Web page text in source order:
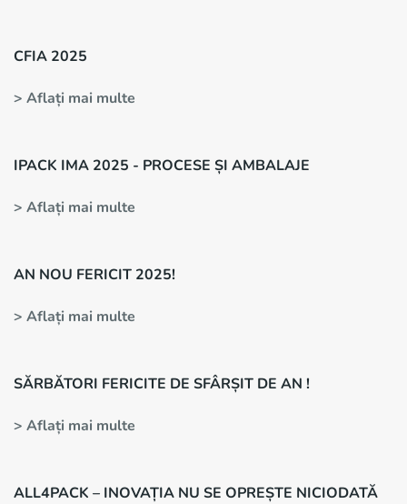
CFIA 2025
> Aflați mai multe
IPACK IMA 2025 - PROCESE ȘI AMBALAJE
> Aflați mai multe
AN NOU FERICIT 2025!
> Aflați mai multe
SĂRBĂTORI FERICITE DE SFÂRȘIT DE AN !
> Aflați mai multe
ALL4PACK – INOVAȚIA NU SE OPREȘTE NICIODATĂ